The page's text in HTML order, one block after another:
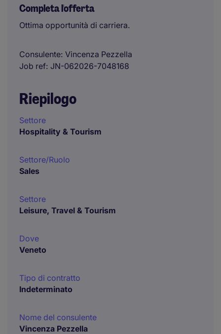
Completa l'offerta
Ottima opportunità di carriera.
Consulente Vincenza Pezzella
Job ref JN-062026-7048168
Riepilogo
Settore
Hospitality & Tourism
Settore/Ruolo
Sales
Settore
Leisure, Travel & Tourism
Dove
Veneto
Tipo di contratto
Indeterminato
Nome del consulente
Vincenza Pezzella